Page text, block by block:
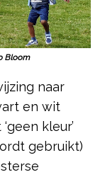
Bloom
naar
en wit
kleur’
gebruikt)